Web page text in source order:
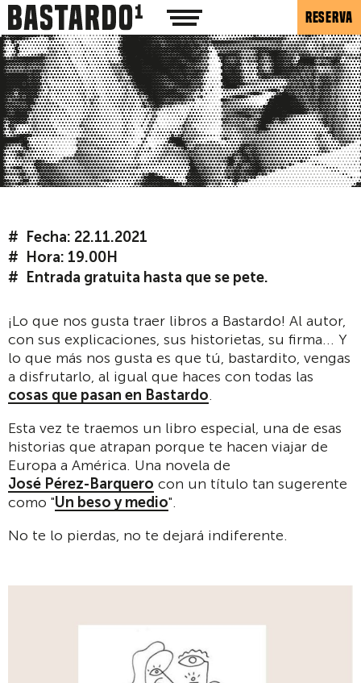
RESERVA
Fecha: 22.11.2021
Hora: 19.00H
Entrada gratuita hasta que se pete.
¡Lo que nos gusta traer libros a Bastardo! Al autor,
con sus explicaciones, sus historietas, su firma... Y
lo que más nos gusta es que tú, bastardito, vengas
a disfrutarlo, al igual que haces con todas las
cosas que pasan en Bastardo.
Esta vez te traemos un libro especial, una de esas
historias que atrapan porque te hacen viajar de
Europa a América. Una novela de
José Pérez-Barquero con un título tan sugerente
como "Un beso y medio".
No te lo pierdas, no te dejará indiferente.